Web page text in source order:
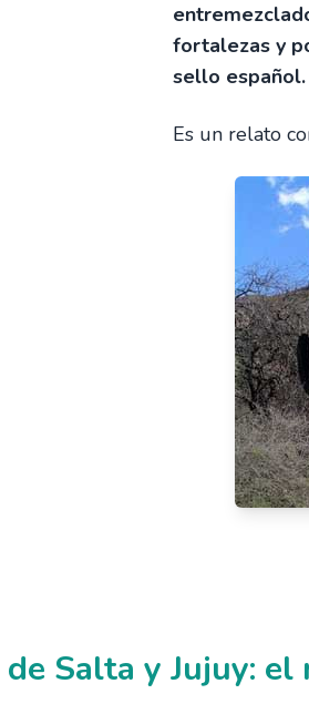
fortalezas y
sello español.
Es un relato
Salta y Jujuy: